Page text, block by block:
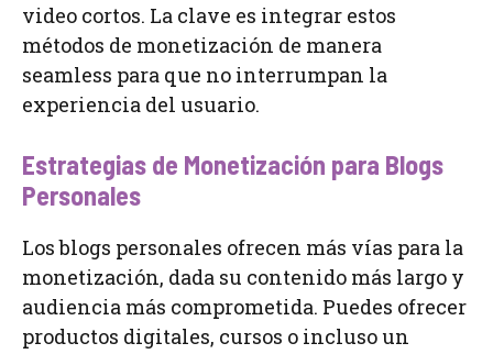
video cortos. La clave es integrar estos
métodos de monetización de manera
seamless para que no interrumpan la
experiencia del usuario.
Estrategias de Monetización para Blogs
Personales
Los blogs personales ofrecen más vías para la
monetización, dada su contenido más largo y
audiencia más comprometida. Puedes ofrecer
productos digitales, cursos o incluso un